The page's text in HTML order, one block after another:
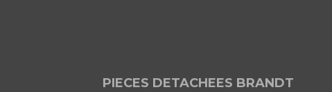
PIECES DETACHEES BRANDT